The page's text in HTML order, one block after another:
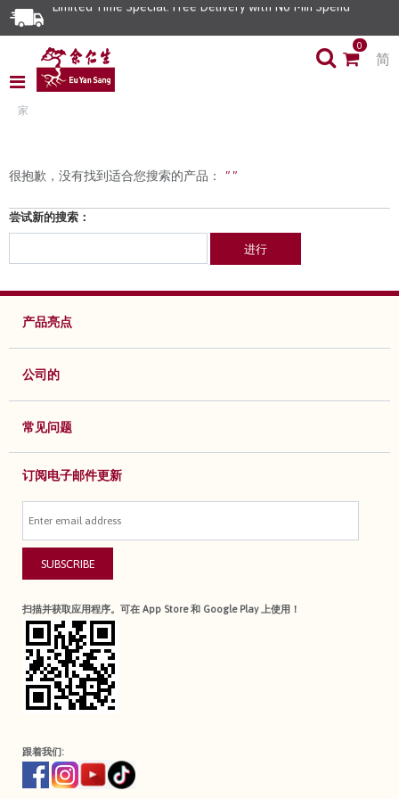
Limited Time Special: Free Delivery with No Min Spend
0
简
家
很抱歉，没有找到适合您搜索的产品： " "
尝试新的搜索：
进行
产品亮点
公司的
常见问题
订阅电子邮件更新
SUBSCRIBE
扫描并获取应用程序。可在 App Store 和 Google Play 上使用！
跟着我们: